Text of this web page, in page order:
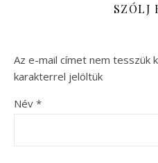
SZÓLJ
Az e-mail címet nem tesszük
karakterrel jelöltük
Név *